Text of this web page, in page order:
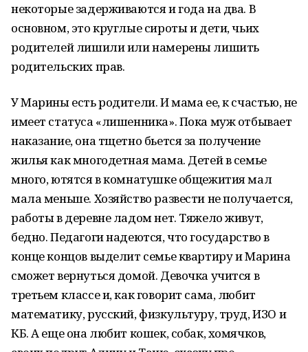
некоторые задерживаются и года на два. В
основном, это круглые сироты и дети, чьих
родителей лишили или намерены лишить
родительских прав.
У Марины есть родители. И мама ее, к счастью, не
имеет статуса «лишенника». Пока муж отбывает
наказание, она тщетно бьется за получение
жилья как многодетная мама. Детей в семье
много, ютятся в комнатушке общежития мал
мала меньше. Хозяйство развести не получается,
работы в деревне ладом нет. Тяжело живут,
бедно. Педагоги надеются, что государство в
конце концов выделит семье квартиру и Марина
сможет вернуться домой. Девочка учится в
третьем классе и, как говорит сама, любит
математику, русский, физкультуру, труд, ИЗО и
КБ. А еще она любит кошек, собак, хомячков,